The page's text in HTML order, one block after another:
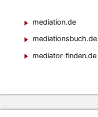
mediation.de
mediationsbuch.de
mediator-finden.de